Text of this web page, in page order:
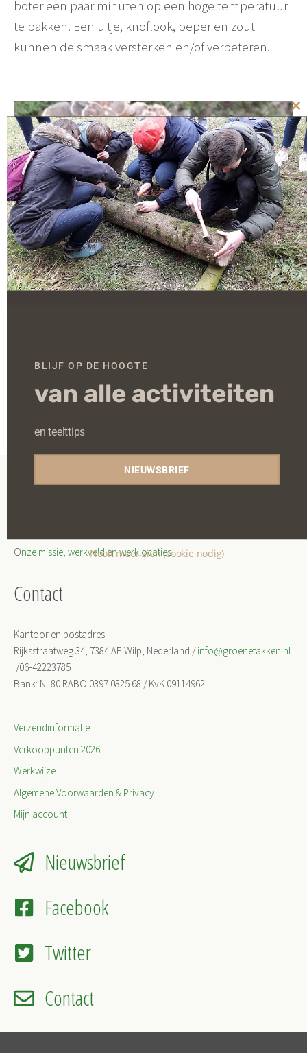
boter een paar minuten op een hoge temperatuur
te bakken. Een uitje, knoflook, peper en zout
kunnen de smaak versterken en/of verbeteren.
Recept: Eikhaas met bloemkoolsteaks en
Onze missie, werkveld en werklocaties
Contact
Kantoor en postadres
Rijksstraatweg 34, 7384 AE Wilp, Nederland /info@groenetakken.nl
/06-42223785
Bank: NL80 RABO 0397 0825 68 / KvK 09114962
Verzendinformatie
Verkooppunten 2026
Werkwijze
Algemene Voorwaarden & Privacy
Mijn account
Nieuwsbrief
Facebook
Twitter
Contact
BLIJF OP DE HOOGTE
van alle activiteiten
en teelttips
NIEUWSBRIEF
Nooit meer zien (cookie nodig)